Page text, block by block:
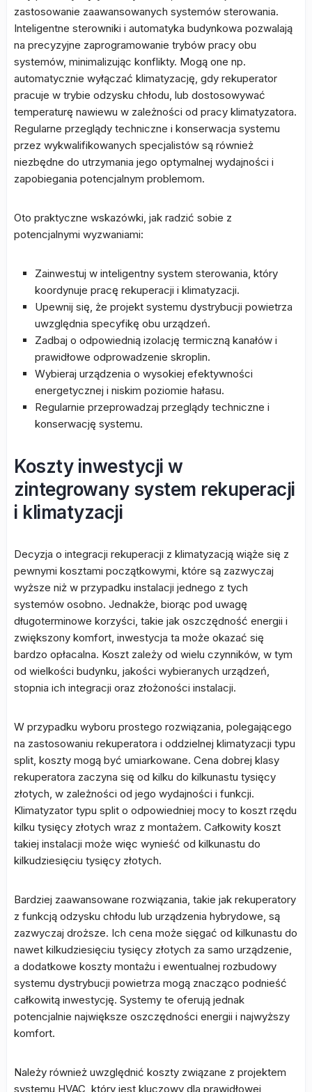
zastosowanie zaawansowanych systemów sterowania.
Inteligentne sterowniki i automatyka budynkowa pozwalają
na precyzyjne zaprogramowanie trybów pracy obu
systemów, minimalizując konflikty. Mogą one np.
automatycznie wyłączać klimatyzację, gdy rekuperator
pracuje w trybie odzysku chłodu, lub dostosowywać
temperaturę nawiewu w zależności od pracy klimatyzatora.
Regularne przeglądy techniczne i konserwacja systemu
przez wykwalifikowanych specjalistów są również
niezbędne do utrzymania jego optymalnej wydajności i
zapobiegania potencjalnym problemom.
Oto praktyczne wskazówki, jak radzić sobie z
potencjalnymi wyzwaniami:
Zainwestuj w inteligentny system sterowania, który
koordynuje pracę rekuperacji i klimatyzacji.
Upewnij się, że projekt systemu dystrybucji powietrza
uwzględnia specyfikę obu urządzeń.
Zadbaj o odpowiednią izolację termiczną kanałów i
prawidłowe odprowadzenie skroplin.
Wybieraj urządzenia o wysokiej efektywności
energetycznej i niskim poziomie hałasu.
Regularnie przeprowadzaj przeglądy techniczne i
konserwację systemu.
Koszty inwestycji w
zintegrowany system rekuperacji
i klimatyzacji
Decyzja o integracji rekuperacji z klimatyzacją wiąże się z
pewnymi kosztami początkowymi, które są zazwyczaj
wyższe niż w przypadku instalacji jednego z tych
systemów osobno. Jednakże, biorąc pod uwagę
długoterminowe korzyści, takie jak oszczędność energii i
zwiększony komfort, inwestycja ta może okazać się
bardzo opłacalna. Koszt zależy od wielu czynników, w tym
od wielkości budynku, jakości wybieranych urządzeń,
stopnia ich integracji oraz złożoności instalacji.
W przypadku wyboru prostego rozwiązania, polegającego
na zastosowaniu rekuperatora i oddzielnej klimatyzacji typu
split, koszty mogą być umiarkowane. Cena dobrej klasy
rekuperatora zaczyna się od kilku do kilkunastu tysięcy
złotych, w zależności od jego wydajności i funkcji.
Klimatyzator typu split o odpowiedniej mocy to koszt rzędu
kilku tysięcy złotych wraz z montażem. Całkowity koszt
takiej instalacji może więc wynieść od kilkunastu do
kilkudziesięciu tysięcy złotych.
Bardziej zaawansowane rozwiązania, takie jak rekuperatory
z funkcją odzysku chłodu lub urządzenia hybrydowe, są
zazwyczaj droższe. Ich cena może sięgać od kilkunastu do
nawet kilkudziesięciu tysięcy złotych za samo urządzenie,
a dodatkowe koszty montażu i ewentualnej rozbudowy
systemu dystrybucji powietrza mogą znacząco podnieść
całkowitą inwestycję. Systemy te oferują jednak
potencjalnie największe oszczędności energii i najwyższy
komfort.
Należy również uwzględnić koszty związane z projektem
systemu HVAC, który jest kluczowy dla prawidłowej